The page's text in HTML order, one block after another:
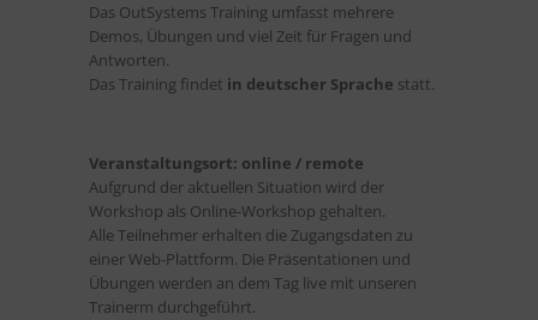
Das OutSystems Training umfasst mehrere
Demos, Übungen und viel Zeit für Fragen und
Antworten.
Das Training findet in deutscher Sprache statt.
Veranstaltungsort: online / remote
Aufgrund der aktuellen Situation wird der
Workshop als Online-Workshop gehalten.
Alle Teilnehmer erhalten die Zugangsdaten zu
einer Web-Plattform. Die Präsentationen und
Übungen werden an dem Tag live mit unseren
Trainerm durchgeführt.